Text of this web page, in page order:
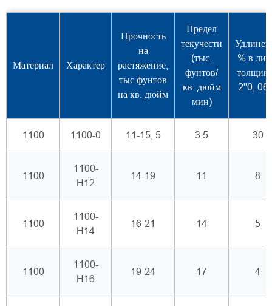
Материал Характер
Прочность
на
растяжение,
тыс.фунтов
на кв. дюйм
Предел
текучести
(тыс.
фунтов/
кв. дюйм
мин)
% в
2''0,
1100 1100-0 11-15, 5 3.5 30
1100
1100-
H12
14-19 11 8
1100
1100-
H14
16-21 14 5
1100
1100-
H16
19-24 17 4